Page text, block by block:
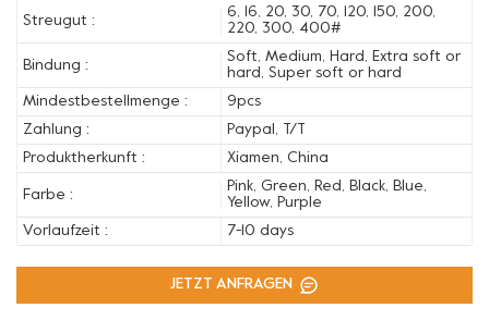
Streugut :
6, 16, 20, 30, 70, 120, 150, 200,
220, 300, 400#
Bindung :
Soft, Medium, Hard, Extra soft or
hard, Super soft or hard
Mindestbestellmenge :
9pcs
Zahlung :
Paypal, T/T
Produktherkunft :
Xiamen, China
Farbe :
Pink, Green, Red, Black, Blue,
Yellow, Purple
Vorlaufzeit :
7-10 days
JETZT ANFRAGEN